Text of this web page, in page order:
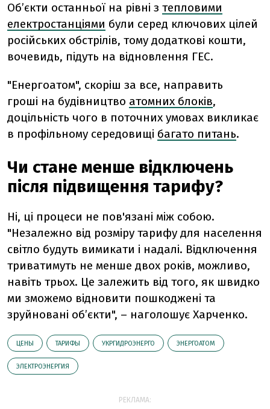
Об’єкти останньої на рівні з тепловими
електростанціями були серед ключових цілей
російських обстрілів, тому додаткові кошти,
вочевидь, підуть на відновлення ГЕС.
"Енергоатом", скоріш за все, направить
гроші на будівництво атомних блоків,
доцільність чого в поточних умовах викликає
в профільному середовищі багато питань.
Чи стане менше відключень
після підвищення тарифу?
Ні, ці процеси не пов'язані між собою.
"Незалежно від розміру тарифу для населення
світло будуть вимикати і надалі. Відключення
триватимуть не менше двох років, можливо,
навіть трьох. Це залежить від того, як швидко
ми зможемо відновити пошкоджені та
зруйновані об’єкти", – наголошує Харченко.
ЦЕНЫ ТАРИФЫ УКРГИДРОЭНЕРГО ЭНЕРГОАТОМ
ЭЛЕКТРОЭНЕРГИЯ
РЕКЛАМА: